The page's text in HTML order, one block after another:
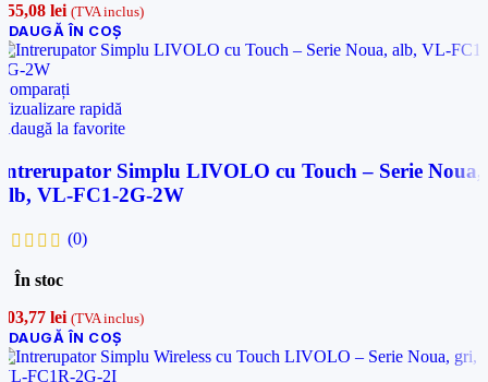
lei (TVA inclus)
ÎN COȘ
rapidă
la favorite
Simplu LIVOLO cu Touch – Serie Noua,
VL-FC1-2G-2W
(0)
În stoc
lei (TVA inclus)
ÎN COȘ